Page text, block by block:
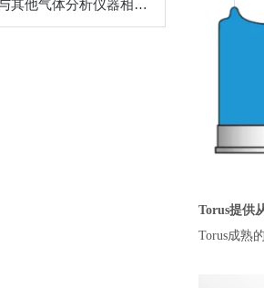
顶空残氧仪与其他气体分析仪器相比有哪些优势？
Torus提供
Torus成熟